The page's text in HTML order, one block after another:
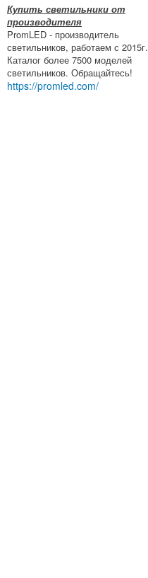
Купить светильники от
производителя
PromLED - производитель
светильников, работаем с 2015г.
Каталог более 7500 моделей
светильников. Обращайтесь!
https://promled.com/